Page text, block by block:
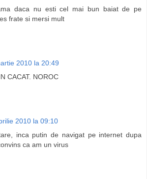
daca nu esti cel mai bun baiat de pe
frate si mersi mult
2010 la 20:49
CACAT. NOROC
2010 la 09:10
inca putin de navigat pe internet dupa
ca am un virus